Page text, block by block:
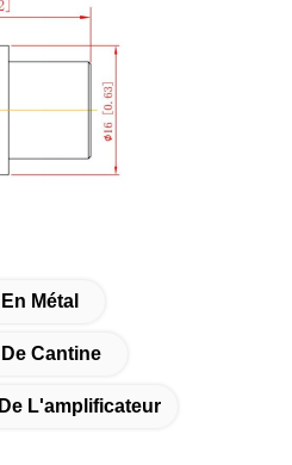
Métal
Cantine
L'amplificateur